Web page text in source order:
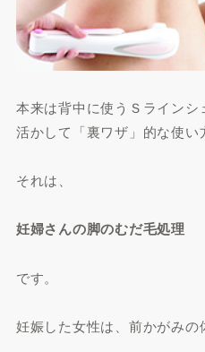
本来は背中に使うＳライン
活かして「裏ワザ」的な使い
それは、
妊婦さんの脚のむだ毛処理
です。
妊娠した女性は、前かがみの